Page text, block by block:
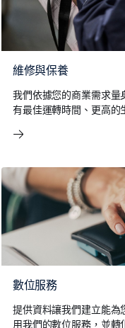
維修與保養
我們依據您的商業需求量
有最佳運轉時間、更高的
數位服務
提供資料讓我們建立能為
用我們的數位服務，並轉